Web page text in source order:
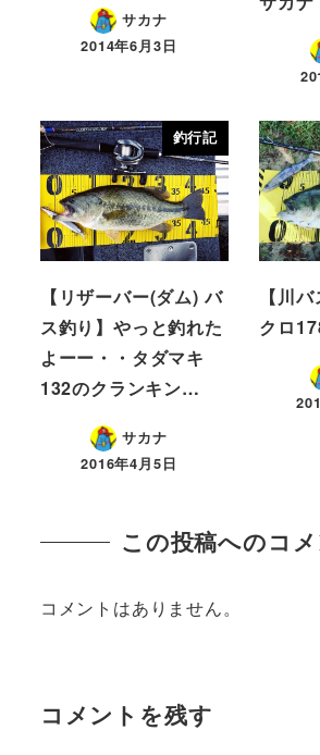
サカナ
2014年6月3日
釣行記
【リザーバー(ダム) バ
ス釣り】やっと釣れた
よーー・・タダマキ
132のクランキン…
サカナ
2016年4月5日
【川
クロ
この投稿へのコメ
コメントはありません。
コメントを残す